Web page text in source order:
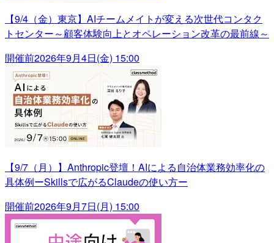
【9/4（金）東京】AIチームメイトが変える次世代コンタク
トセンター～顧客体験向上とオペレーション改革の最前線～
開催前2026年9月4日(金) 15:00
【9/7（月）】Anthropic登壇！AIによる自治体業務効率化の
具体例ーSkillsで広がるClaudeの使い方ー
開催前2026年9月7日(月) 15:00